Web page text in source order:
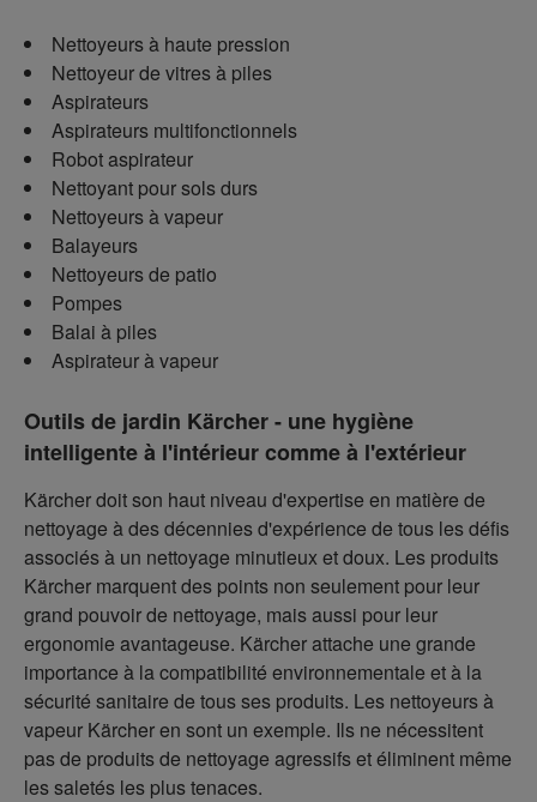
Nettoyeurs à haute pression
Nettoyeur de vitres à piles
Aspirateurs
Aspirateurs multifonctionnels
Robot aspirateur
Nettoyant pour sols durs
Nettoyeurs à vapeur
Balayeurs
Nettoyeurs de patio
Pompes
Balai à piles
Aspirateur à vapeur
Outils de jardin Kärcher - une hygiène
intelligente à l'intérieur comme à l'extérieur
Kärcher doit son haut niveau d'expertise en matière de
nettoyage à des décennies d'expérience de tous les défis
associés à un nettoyage minutieux et doux. Les produits
Kärcher marquent des points non seulement pour leur
grand pouvoir de nettoyage, mais aussi pour leur
ergonomie avantageuse. Kärcher attache une grande
importance à la compatibilité environnementale et à la
sécurité sanitaire de tous ses produits. Les nettoyeurs à
vapeur Kärcher en sont un exemple. Ils ne nécessitent
pas de produits de nettoyage agressifs et éliminent même
les saletés les plus tenaces.